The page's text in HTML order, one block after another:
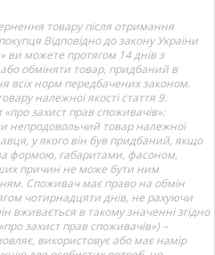
товару після отримання
Відповідно до закону України
ви можете протягом 14 днів з
обміняти товар, придбаний в
всіх норм передбачених законом.
належної якості стаття 9.
«про захист прав споживачів»:
непродовольчий товар належної
у якого він був придбаний, якщо
формою, габаритами, фасоном,
причин не може бути ним
Споживач має право на обмін
чотирнадцяти днів, не рахуючи
вживається в такому значенні згідно
захист прав споживачів») –
використовує або має намір